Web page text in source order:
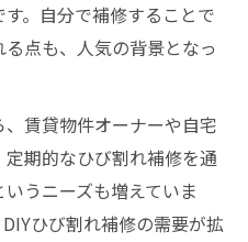
。自分で補修することで
点も、人気の背景となっ
賃貸物件オーナーや自宅
期的なひび割れ補修を通
うニーズも増えていま
ひび割れ補修の需要が拡